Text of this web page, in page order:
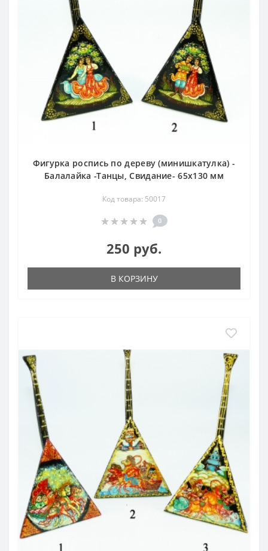
Фигурка роспись по дереву (минишкатулка) -
Балалайка -Танцы, Свидание- 65х130 мм
Код товара: 50017
0
250 руб.
В КОРЗИНУ